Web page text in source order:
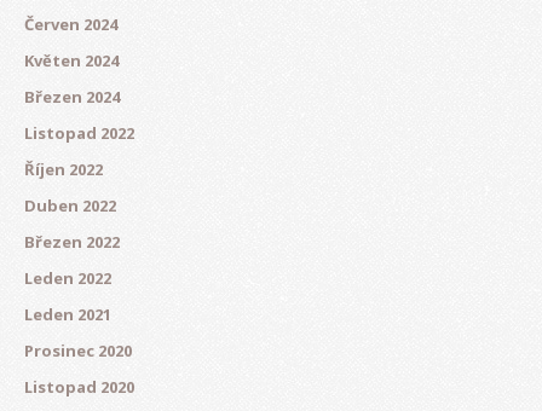
Červen 2024
Květen 2024
Březen 2024
Listopad 2022
Říjen 2022
Duben 2022
Březen 2022
Leden 2022
Leden 2021
Prosinec 2020
Listopad 2020